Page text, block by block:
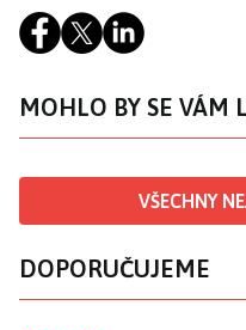
MOHLO BY SE VÁM
VŠECHNY
DOPORUČUJEME